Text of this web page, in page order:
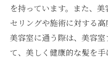
を持っています。また、
セリングや施術に対する高
美容室に通う際は、美容
て、美しく健康的な髪を手